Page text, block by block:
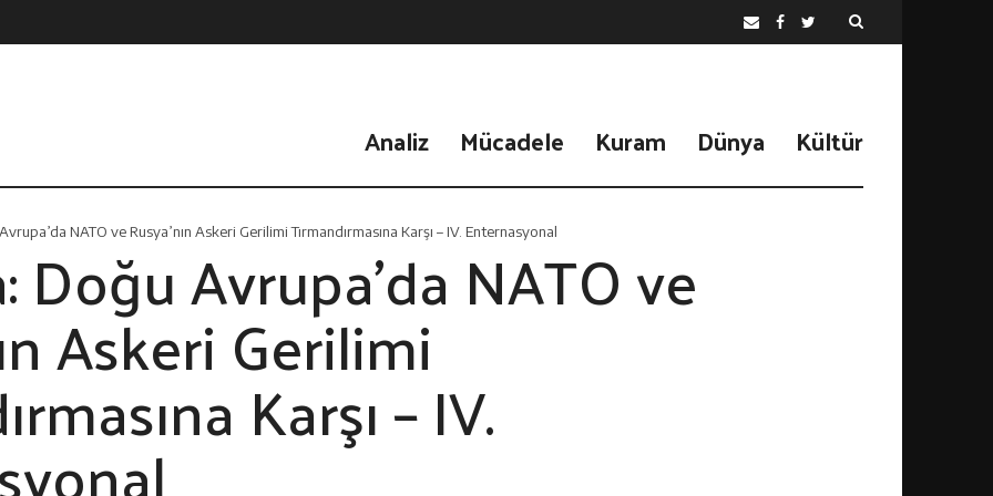
Analiz Mücadele Kuram Dünya Kültür
NATO ve Rusya’nın Askeri Gerilimi Tırmandırmasına Karşı – IV. Enternasyonal
Doğu Avrupa’da NATO ve
Askeri Gerilimi
Karşı – IV.